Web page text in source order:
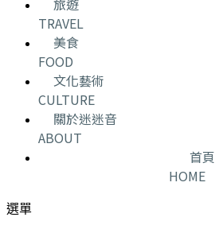
旅遊
TRAVEL
美食
FOOD
文化藝術
CULTURE
關於迷迷音
ABOUT
首頁
HOME
選單